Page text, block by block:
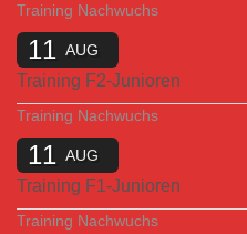
Training Nachwuchs
11 AUG
Training F2-Junioren
Training Nachwuchs
11 AUG
Training F1-Junioren
Training Nachwuchs